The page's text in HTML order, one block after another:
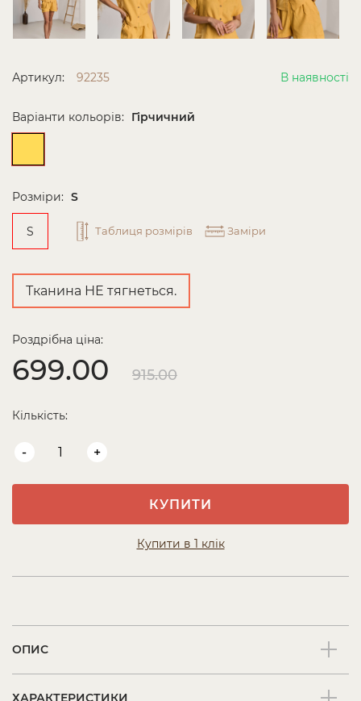
Артикул: 92235 В наявності
Варіанти кольорів: Гірчичний
Розміри: S
S Таблиця розмірів Заміри
Тканина НЕ тягнеться.
Роздрібна ціна:
699.00 915.00
Кількість:
- +
КУПИТИ
Купити в 1 клік
ОПИС
ХАРАКТЕРИСТИКИ